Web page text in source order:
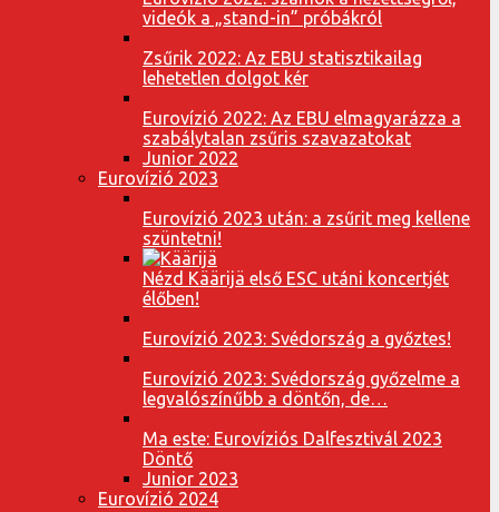
videók a „stand-in” próbákról
Zsűrik 2022: Az EBU statisztikailag
lehetetlen dolgot kér
Eurovízió 2022: Az EBU elmagyarázza a
szabálytalan zsűris szavazatokat
Junior 2022
Eurovízió 2023
Eurovízió 2023 után: a zsűrit meg kellene
szüntetni!
Nézd Käärijä első ESC utáni koncertjét
élőben!
Eurovízió 2023: Svédország a győztes!
Eurovízió 2023: Svédország győzelme a
legvalószínűbb a döntőn, de…
Ma este: Eurovíziós Dalfesztivál 2023
Döntő
Junior 2023
Eurovízió 2024